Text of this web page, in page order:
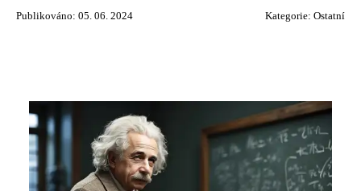
Publikováno: 05. 06. 2024 Kategorie: Ostatní